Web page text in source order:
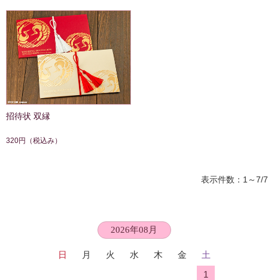
招待状 双縁
320円 （税込み）
表示件数：1～7/7
2026年08月
日 月 火 水 木 金
土
1